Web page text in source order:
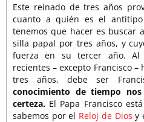
Este reinado de tres años
cuanto a quién es el
tenemos que hacer es buscar
silla papal por tres años, y
fuerza en su tercer año.
recientes – excepto Francisco
tres años, debe ser
conocimiento de tiempo
certeza. El Papa Francisco
sabemos por el Reloj de Dios y